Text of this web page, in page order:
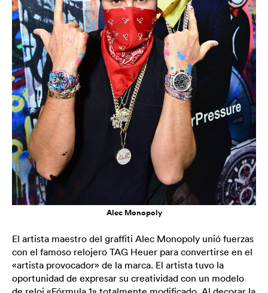
Alec Monopoly
El artista maestro del graffiti Alec Monopoly unió fuerzas
con el famoso relojero TAG Heuer para convertirse en el
«artista provocador» de la marca. El artista tuvo la
oportunidad de expresar su creatividad con un modelo